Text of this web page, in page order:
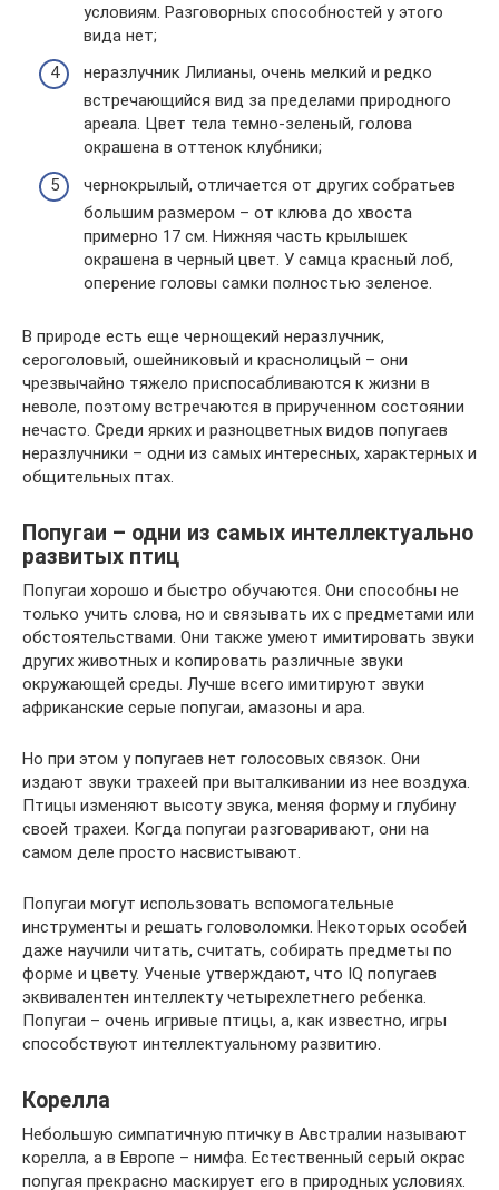
условиям. Разговорных способностей у этого
вида нет;
неразлучник Лилианы, очень мелкий и редко
встречающийся вид за пределами природного
ареала. Цвет тела темно-зеленый, голова
окрашена в оттенок клубники;
чернокрылый, отличается от других собратьев
большим размером – от клюва до хвоста
примерно 17 см. Нижняя часть крылышек
окрашена в черный цвет. У самца красный лоб,
оперение головы самки полностью зеленое.
В природе есть еще чернощекий неразлучник,
сероголовый, ошейниковый и краснолицый – они
чрезвычайно тяжело приспосабливаются к жизни в
неволе, поэтому встречаются в прирученном состоянии
нечасто. Среди ярких и разноцветных видов попугаев
неразлучники – одни из самых интересных, характерных и
общительных птах.
Попугаи – одни из самых интеллектуально
развитых птиц
Попугаи хорошо и быстро обучаются. Они способны не
только учить слова, но и связывать их с предметами или
обстоятельствами. Они также умеют имитировать звуки
других животных и копировать различные звуки
окружающей среды. Лучше всего имитируют звуки
африканские серые попугаи, амазоны и ара.
Но при этом у попугаев нет голосовых связок. Они
издают звуки трахеей при выталкивании из нее воздуха.
Птицы изменяют высоту звука, меняя форму и глубину
своей трахеи. Когда попугаи разговаривают, они на
самом деле просто насвистывают.
Попугаи могут использовать вспомогательные
инструменты и решать головоломки. Некоторых особей
даже научили читать, считать, собирать предметы по
форме и цвету. Ученые утверждают, что IQ попугаев
эквивалентен интеллекту четырехлетнего ребенка.
Попугаи – очень игривые птицы, а, как известно, игры
способствуют интеллектуальному развитию.
Корелла
Небольшую симпатичную птичку в Австралии называют
корелла, а в Европе – нимфа. Естественный серый окрас
попугая прекрасно маскирует его в природных условиях.